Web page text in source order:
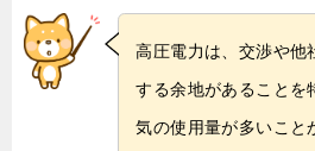
高圧電力は、交渉や他
する余地があることを
気の使用量が多いこと